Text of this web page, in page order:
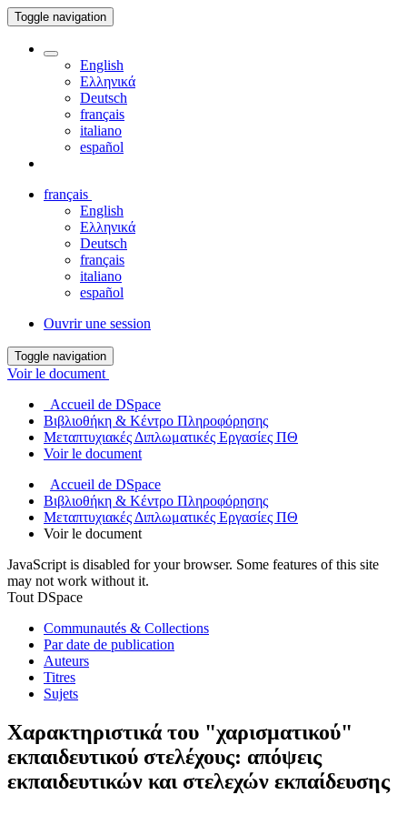
Toggle navigation
English
Ελληνικά
Deutsch
français
italiano
español
français
English
Ελληνικά
Deutsch
français
italiano
español
Ouvrir une session
Toggle navigation
Voir le document
Accueil de DSpace
Βιβλιοθήκη & Κέντρο Πληροφόρησης
Μεταπτυχιακές Διπλωματικές Εργασίες ΠΘ
Voir le document
Accueil de DSpace
Βιβλιοθήκη & Κέντρο Πληροφόρησης
Μεταπτυχιακές Διπλωματικές Εργασίες ΠΘ
Voir le document
JavaScript is disabled for your browser. Some features of this site
may not work without it.
Tout DSpace
Communautés & Collections
Par date de publication
Auteurs
Titres
Sujets
Χαρακτηριστικά του "χαρισματικού"
εκπαιδευτικού στελέχους: απόψεις
εκπαιδευτικών και στελεχών εκπαίδευσης